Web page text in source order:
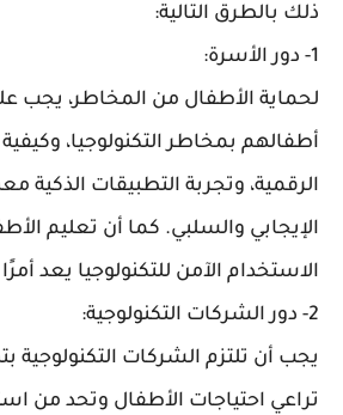
ذلك بالطرق التالية:
1- دور الأسرة:
لحماية الأطفال من المخاطر، يجب
أطفالهم بمخاطر التكنولوجيا،
الرقمية، وتجربة التطبيقات الذكية
الإيجابي والسلبي. كما أن تعليم
الاستخدام الآمن للتكنولوجيا يعد
2- دور الشركات التكنولوجية:
يجب أن تلتزم الشركات التكنولوجية
تراعي احتياجات الأطفال وتحد من